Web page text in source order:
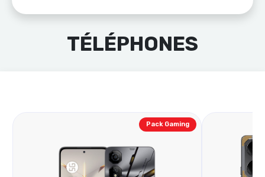
TÉLÉPHONES
Pack Gaming